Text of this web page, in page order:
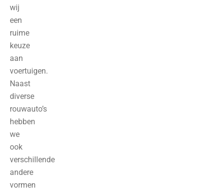
wij
een
ruime
keuze
aan
voertuigen.
Naast
diverse
rouwauto’s
hebben
we
ook
verschillende
andere
vormen